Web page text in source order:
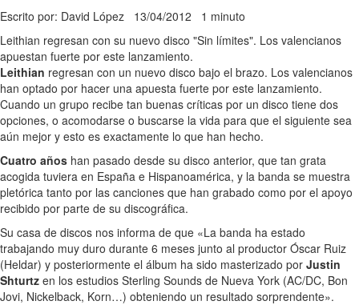
Escrito por: David López 13/04/2012 1 minuto
Leithian regresan con su nuevo disco "Sin límites". Los valencianos
apuestan fuerte por este lanzamiento.
Leithian regresan con un nuevo disco bajo el brazo. Los valencianos
han optado por hacer una apuesta fuerte por este lanzamiento.
Cuando un grupo recibe tan buenas críticas por un disco tiene dos
opciones, o acomodarse o buscarse la vida para que el siguiente sea
aún mejor y esto es exactamente lo que han hecho.
Cuatro años han pasado desde su disco anterior, que tan grata
acogida tuviera en España e Hispanoamérica, y la banda se muestra
pletórica tanto por las canciones que han grabado como por el apoyo
recibido por parte de su discográfica.
Su casa de discos nos informa de que «La banda ha estado
trabajando muy duro durante 6 meses junto al productor Óscar Ruiz
(Heldar) y posteriormente el álbum ha sido masterizado por Justin
Shturtz en los estudios Sterling Sounds de Nueva York (AC/DC, Bon
Jovi, Nickelback, Korn…) obteniendo un resultado sorprendente».